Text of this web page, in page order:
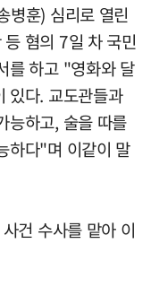
병훈) 심리로 열린
혐의 7일 차 국민
를 하고 "영화와 달
있다. 교도관들과
능하고, 술을 따를
하다"며 이같이 말
건 수사를 맡아 이